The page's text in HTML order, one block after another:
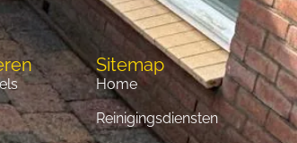
Sitemap
Home
Reinigingsdiensten